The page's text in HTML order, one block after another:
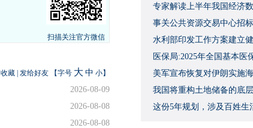
扫描关注官方微信
收藏 发给好友 【字号 大 中 小】
2026-08-09
2026-08-08
2026-08-08
专家解读上半年我国经济
事关公共资源交易中心招
水利部印发工作方案建立
度
医保局:2025年全国基本医
美军宣布恢复对伊朗实施
我国将重构土地储备的底
这份5年规划，涉及百姓生